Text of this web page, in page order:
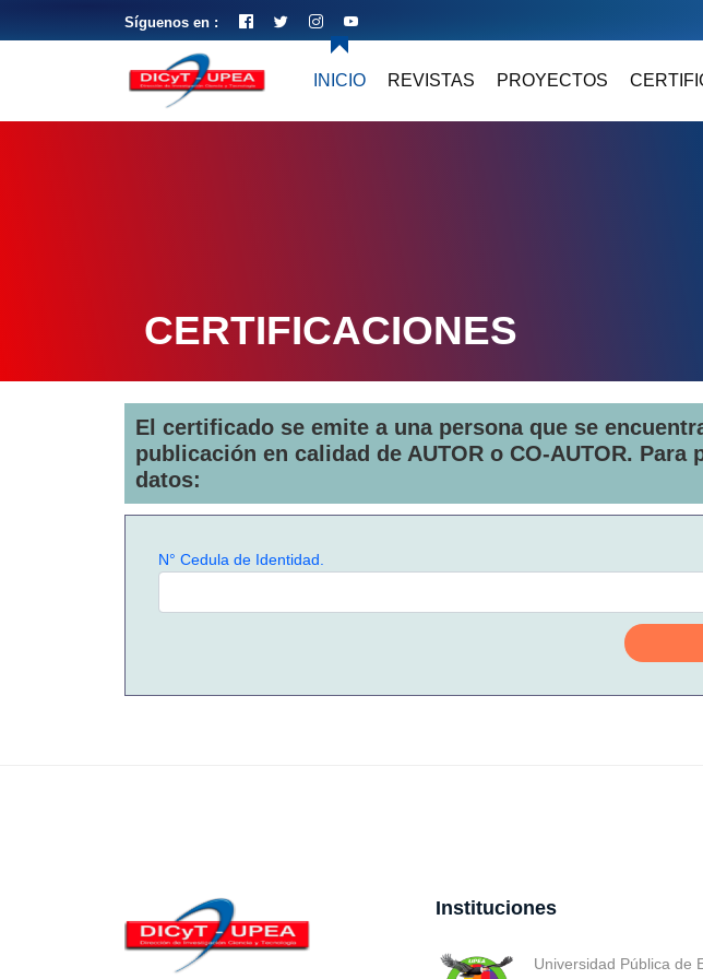
Síguenos en :
INICIO REVISTAS PROYECTOS
CERTIFICACIONES
El certificado se emite a una persona que se
publicación en calidad de AUTOR o CO-AUTOR.
datos:
N° Cedula de Identidad.
Instituciones
Universidad Pública de